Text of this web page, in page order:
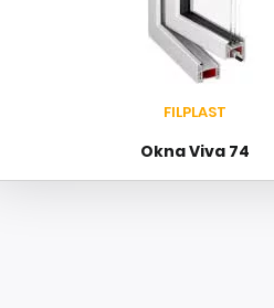
FILPLAST
Okna Viva 74